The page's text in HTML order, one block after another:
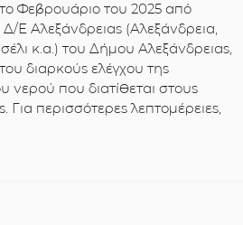
Φεβρουάριο του 2025 από
Δ/Ε Αλεξάνδρειας (Αλεξάνδρεια,
κ.α.) του Δήμου Αλεξάνδρειας,
διαρκούς ελέγχου της
νερού που διατίθεται στους
Για περισσότερες λεπτομέρειες,